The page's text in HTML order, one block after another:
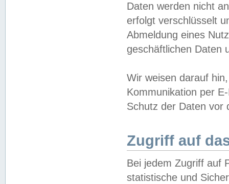
Daten werden nicht
erfolgt verschlüsselt
Abmeldung eines
geschäftlichen Daten
Wir weisen darauf
Kommunikation per
Schutz der Daten vor
Zugriff auf
Bei jedem Zugriff auf
statistische und